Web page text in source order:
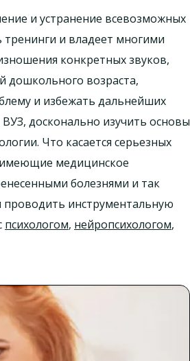
и устранение всевозможных
и владеет многими
конкретных звуков,
дошкольного возраста,
и избежать дальнейших
досконально изучить основы
Что касается серьезных
имеющие медицинское
болезнями и так
проводить инструментальную
психологом, нейропсихологом,